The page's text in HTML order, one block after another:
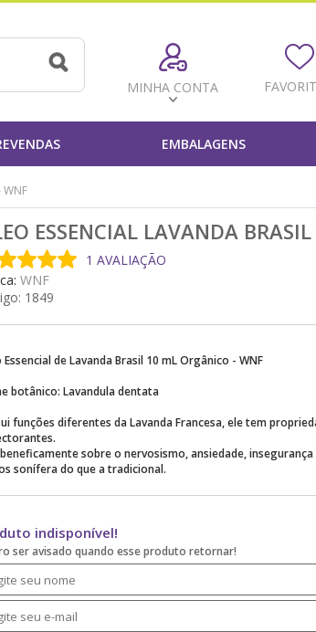
MINHA CONTA
EMBALAGENS
WNF
ESSENCIAL LAVANDA
1 AVALIAÇÃO
WNF
1849
Essencial de Lavanda Brasil 10 mL Orgânico - WNF
botânico: Lavandula dentata
funções diferentes da Lavanda Francesa, ele tem
sobre o nervosismo, ansiedade, insegurança
sonífera do que a tradicional.
indisponível!
ser avisado quando esse produto retornar!